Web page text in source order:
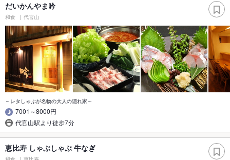
だいかんやま吟
和食 代官山
～レタしゃぶが名物の大人の隠れ家～
7001～8000円
代官山駅より徒歩7分
恵比寿 しゃぶしゃぶ 牛なぎ